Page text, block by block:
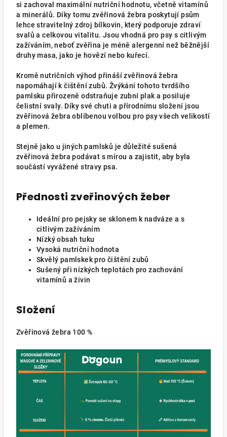
si zachoval maximální nutriční hodnotu, včetně vitamínů
a minerálů. Díky tomu zvěřinová žebra poskytují psům
lehce stravitelný zdroj bílkovin, který podporuje zdraví
svalů a celkovou vitalitu. Jsou vhodná pro psy s citlivým
zažíváním, neboť zvěřina je méně alergenní než běžnější
druhy masa, jako je hovězí nebo kuřecí.
Kromě nutričních výhod přináší zvěřinová žebra
napomáhají k čištění zubů. Žvýkání tohoto tvrdšího
pamlsku přirozeně odstraňuje zubní plak a posiluje
čelistní svaly. Díky své chuti a přírodnímu složení jsou
zvěřinová žebra oblíbenou volbou pro psy všech velikostí
a plemen.
Stejně jako u jiných pamlsků je důležité sušená
zvěřinová žebra podávat s mírou a zajistit, aby byla
součástí vyvážené stravy psa.
Přednosti zveřinových žeber
Ideální pro pejsky se sklonem k nadváze a s
citlivým zažíváním
Nízký obsah tuku
Vysoká nutriční hodnota
Skvělý pamlskek pro čištění zubů
Sušený při nízkých teplotách pro zachování
vitamínů a živin
Složení
Zvěřinová žebra 100 %